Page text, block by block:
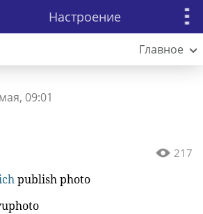
Настроение
Главное
09:01
217
publish photo